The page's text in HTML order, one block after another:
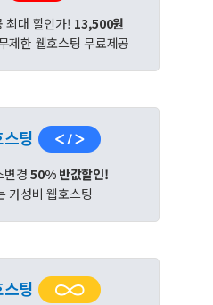
최대 할인가! 13,500원
제한 웹호스팅 무료제공
팅
변경50% 반값할인!
가성비 웹호스팅
팅